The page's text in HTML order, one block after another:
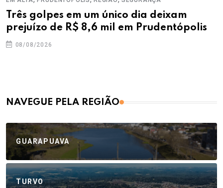
Três golpes em um único dia deixam
prejuízo de R$ 8,6 mil em Prudentópolis
08/08/2026
NAVEGUE PELA REGIÃO
GUARAPUAVA
TURVO